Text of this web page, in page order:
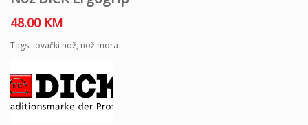
48.00 KM
Tags: lovački nož, nož mora